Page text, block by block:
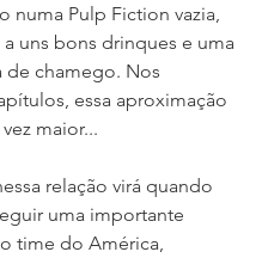
numa Pulp Fiction vazia,
uns bons drinques e uma
de chamego. Nos
essa aproximação
maior...
relação virá quando
uma importante
time do América,